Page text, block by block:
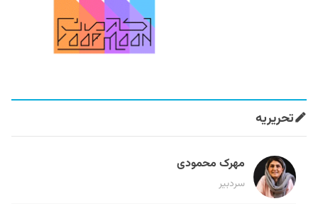
تحریریه
مهرک محمودی
سردبیر